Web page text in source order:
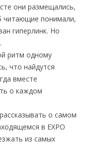
они размещались,
читающие понимали,
гиперлинк. Но
ритм одному
что найдутся
вместе
о каждом
о самом
в EXPO
из самых